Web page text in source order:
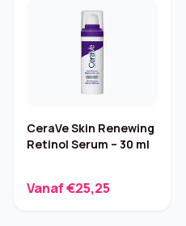
CeraVe Skin Renewing
Retinol Serum – 30 ml
Vanaf €25,25